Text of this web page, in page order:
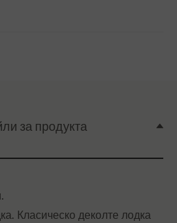
за продукта
Класическо деколте лодка